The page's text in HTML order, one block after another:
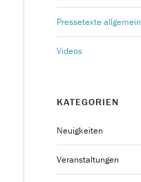
Pressetexte allgemein
Videos
KATEGORIEN
Neuigkeiten
Veranstaltungen